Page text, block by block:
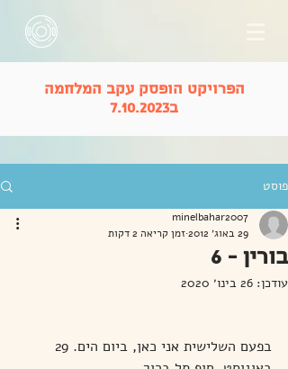
הפרויקט הופסק עקב המלחמה
ב7.10.2023
פוסט
בורין - 6
minelbahar2007
29 באוג׳ 2012
זמן קריאה 2 דקות
עודכן: 26 בינו׳ 2020